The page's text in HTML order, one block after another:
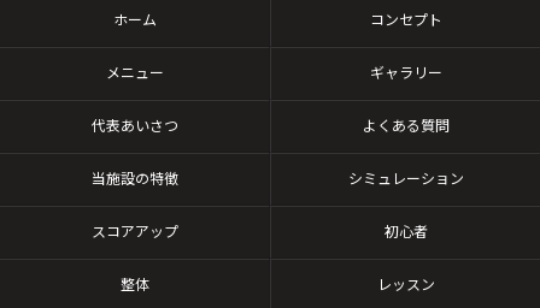
ホーム コンセプト
メニュー ギャラリー
代表あいさつ よくある質問
当施設の特徴 シミュレーション
スコアアップ 初心者
整体 レッスン